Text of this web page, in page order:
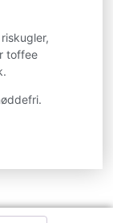
toffee